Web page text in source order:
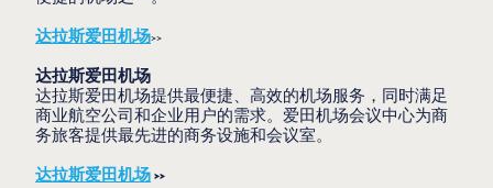
达拉斯爱田机场>>
达拉斯爱田机场
达拉斯爱田机场提供最便捷、高效的机场服务，同时满足
商业航空公司和企业用户的需求。爱田机场会议中心为商
务旅客提供最先进的商务设施和会议室。
达拉斯爱田机场>>